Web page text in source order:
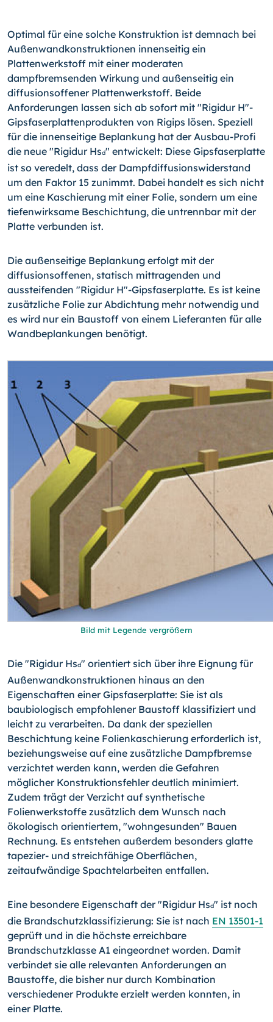
Optimal für eine solche Konstruktion ist demnach bei
Außen­wand­konstruktionen innenseitig ein
Plattenwerkstoff mit einer moderaten
dampfbremsenden Wirkung und außenseitig ein
diffusionsoffener Plattenwerkstoff. Beide
Anforderungen lassen sich ab sofort mit "Rigidur H"-
Gipsfaserplatten­pro­dukten von Rigips lösen. Speziell
für die innenseitige Beplankung hat der Ausbau-Profi
die neue "Rigidur Hsd" entwickelt: Diese Gipsfaserplatte
ist so veredelt, dass der Dampfdiffusionswiderstand
um den Faktor 15 zunimmt. Dabei handelt es sich nicht
um eine Kaschierung mit einer Folie, sondern um eine
tiefenwirksame Beschichtung, die untrennbar mit der
Platte verbunden ist.
Die außenseitige Beplankung erfolgt mit der
diffusionsoffenen, statisch mittragenden und
aussteifenden "Rigidur H"-Gipsfaserplatte. Es ist keine
zusätzliche Folie zur Abdichtung mehr notwendig und
es wird nur ein Baustoff von einem Lieferanten für alle
Wandbeplankungen benötigt.
Bild mit Legende vergrößern
Die "Rigidur Hsd" orientiert sich über ihre Eignung für
Außenwandkonstruktionen hinaus an den
Eigenschaften einer Gipsfaserplatte: Sie ist als
baubiologisch empfohlener Baustoff klassifiziert und
leicht zu verarbeiten. Da dank der speziellen
Beschichtung keine Folienkaschierung erforderlich ist,
beziehungsweise auf eine zusätzliche Dampfbremse
verzichtet werden kann, werden die Gefahren
möglicher Konstruktionsfehler deutlich minimiert.
Zudem trägt der Verzicht auf synthetische
Folienwerkstoffe zusätzlich dem Wunsch nach
ökologisch orientiertem, "wohngesunden" Bauen
Rechnung. Es entstehen außerdem besonders glatte
tapezier- und streichfähige Oberflächen,
zeitaufwändige Spachtelarbeiten entfallen.
Eine besondere Eigenschaft der "Rigidur Hsd" ist noch
die Brandschutzklassifizierung: Sie ist nach EN 13501-1
geprüft und in die höchste erreichbare
Brandschutzklasse A1 eingeordnet worden. Damit
verbindet sie alle relevanten Anforderungen an
Baustoffe, die bisher nur durch Kombination
verschiedener Produkte erzielt werden konnten, in
einer Platte.